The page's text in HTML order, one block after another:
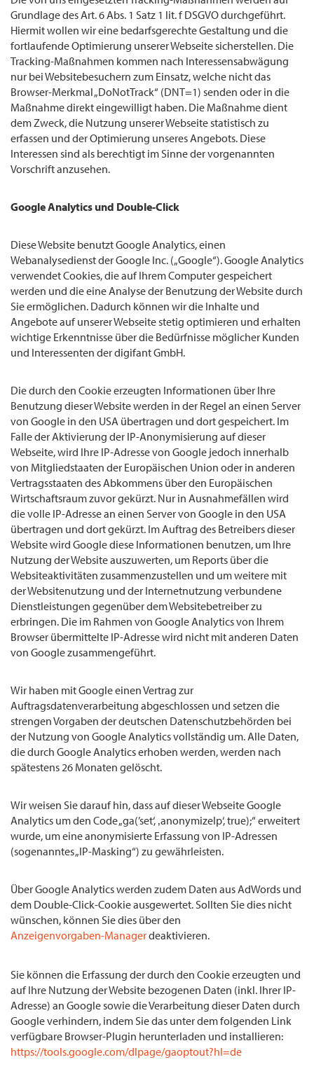
Grundlage des Art. 6 Abs. 1 Satz 1 lit. f DSGVO durchgeführt.
Hiermit wollen wir eine bedarfsgerechte Gestaltung und die
fortlaufende Optimierung unserer Webseite sicherstellen. Die
Tracking-Maßnahmen kommen nach Interessensabwägung
nur bei Websitebesuchern zum Einsatz, welche nicht das
Browser-Merkmal „DoNotTrack“ (DNT=1) senden oder in die
Maßnahme direkt eingewilligt haben. Die Maßnahme dient
dem Zweck, die Nutzung unserer Webseite statistisch zu
erfassen und der Optimierung unseres Angebots. Diese
Interessen sind als berechtigt im Sinne der vorgenannten
Vorschrift anzusehen.
Google Analytics und Double-Click
Diese Website benutzt Google Analytics, einen
Webanalysedienst der Google Inc. („Google“). Google Analytics
verwendet Cookies, die auf Ihrem Computer gespeichert
werden und die eine Analyse der Benutzung der Website durch
Sie ermöglichen. Dadurch können wir die Inhalte und
Angebote auf unserer Webseite stetig optimieren und erhalten
wichtige Erkenntnisse über die Bedürfnisse möglicher Kunden
und Interessenten der digifant GmbH.
Die durch den Cookie erzeugten Informationen über Ihre
Benutzung dieser Website werden in der Regel an einen Server
von Google in den USA übertragen und dort gespeichert. Im
Falle der Aktivierung der IP-Anonymisierung auf dieser
Webseite, wird Ihre IP-Adresse von Google jedoch innerhalb
von Mitgliedstaaten der Europäischen Union oder in anderen
Vertragsstaaten des Abkommens über den Europäischen
Wirtschaftsraum zuvor gekürzt. Nur in Ausnahmefällen wird
die volle IP-Adresse an einen Server von Google in den USA
übertragen und dort gekürzt. Im Auftrag des Betreibers dieser
Website wird Google diese Informationen benutzen, um Ihre
Nutzung der Website auszuwerten, um Reports über die
Websiteaktivitäten zusammenzustellen und um weitere mit
der Websitenutzung und der Internetnutzung verbundene
Dienstleistungen gegenüber dem Websitebetreiber zu
erbringen. Die im Rahmen von Google Analytics von Ihrem
Browser übermittelte IP-Adresse wird nicht mit anderen Daten
von Google zusammengeführt.
Wir haben mit Google einen Vertrag zur
Auftragsdatenverarbeitung abgeschlossen und setzen die
strengen Vorgaben der deutschen Datenschutzbehörden bei
der Nutzung von Google Analytics vollständig um. Alle Daten,
die durch Google Analytics erhoben werden, werden nach
spätestens 26 Monaten gelöscht.
Wir weisen Sie darauf hin, dass auf dieser Webseite Google
Analytics um den Code „ga(’set‘, ‚anonymizeIp‘, true);“ erweitert
wurde, um eine anonymisierte Erfassung von IP-Adressen
(sogenanntes „IP-Masking“) zu gewährleisten.
Über Google Analytics werden zudem Daten aus AdWords und
dem Double-Click-Cookie ausgewertet. Sollten Sie dies nicht
wünschen, können Sie dies über den
Anzeigenvorgaben-Managerdeaktivieren.
Sie können die Erfassung der durch den Cookie erzeugten und
auf Ihre Nutzung der Website bezogenen Daten (inkl. Ihrer IP-
Adresse) an Google sowie die Verarbeitung dieser Daten durch
Google verhindern, indem Sie das unter dem folgenden Link
verfügbare Browser-Plugin herunterladen und installieren:
https://tools.google.com/dlpage/gaoptout?hl=de